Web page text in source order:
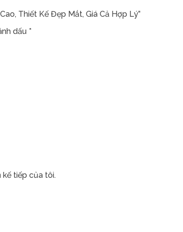
Thiết Kế Đẹp Mắt, Giá Cả Hợp Lý”
dấu *
kế tiếp của tôi.